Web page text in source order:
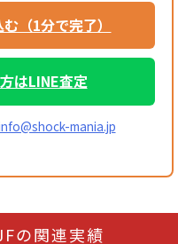
（1分で完了）
はLINE査定
mania.jp
の関連実績